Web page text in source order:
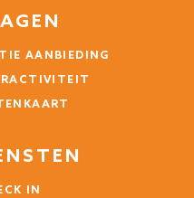
AANBIEDING
IN